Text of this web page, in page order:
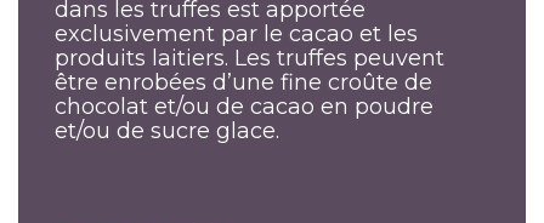
dans les truffes est apportée
exclusivement par le cacao et les
produits laitiers. Les truffes peuvent
être enrobées d’une fine croûte de
chocolat et/ou de cacao en poudre
et/ou de sucre glace.